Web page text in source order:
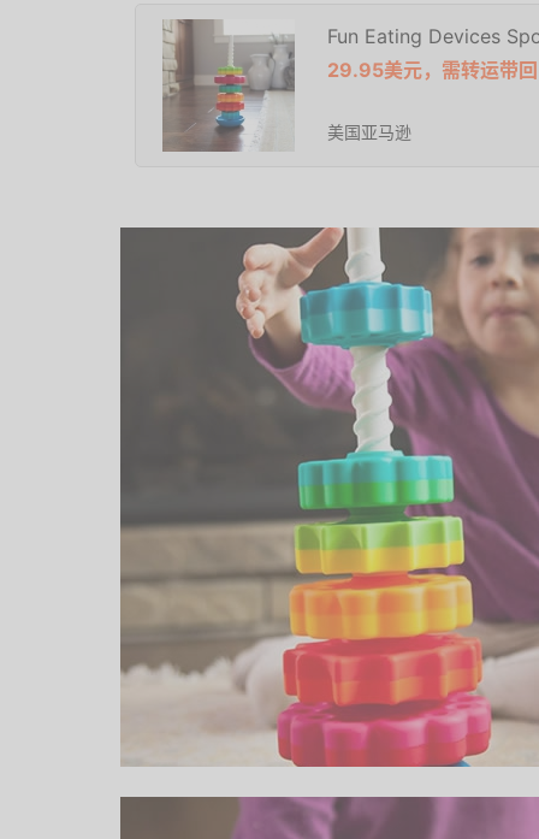
Fun Eating Devices
29.95美元，需转运带回
美国亚马逊